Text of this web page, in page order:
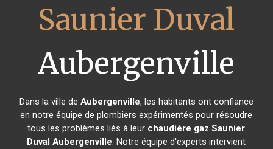
Saunier Duval
Aubergenville
Dans la ville de Aubergenville, les habitants ont confiance
en notre équipe de plombiers expérimentés pour résoudre
tous les problèmes liés à leur chaudière gaz Saunier
Duval Aubergenville. Notre équipe d'experts intervient